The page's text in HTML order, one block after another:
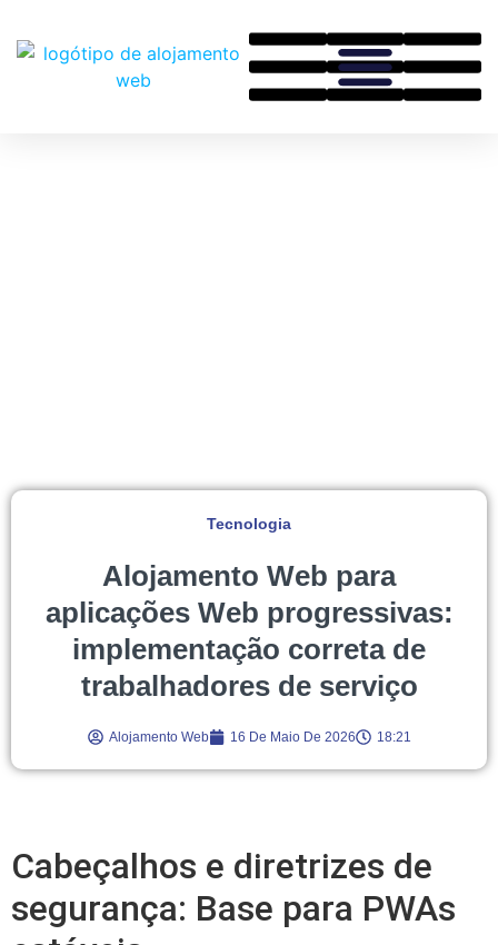
Tecnologia
Alojamento Web para
aplicações Web progressivas:
implementação correta de
trabalhadores de serviço
Alojamento Web 16 De Maio De 2026 18:21
Cabeçalhos e diretrizes de
segurança: Base para PWAs